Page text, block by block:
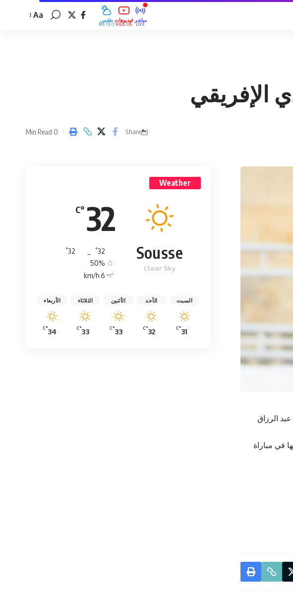
طقس
MÉTÉO
فيديوهات
VIDÉOS
مباشر
LIVE
Aa
الإفريقي
Share
0 Min Read
الرزاق
في مباراة
Weather
32
°C
Sousse
Clear Sky
32
°
32
°
50%
6 km/h
السبت
31
°C
الأحد
32
°C
الأثنين
33
°C
الثلاثاء
33
°C
الأربعاء
34
°C